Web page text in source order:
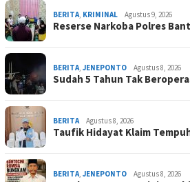
BERITA, KRIMINAL Agustus 9, 2026
Reserse Narkoba Polres
BERITA, JENEPONTO Agustus 8, 2026
Sudah 5 Tahun Tak
BERITA Agustus 8, 2026
Taufik Hidayat Klaim
BERITA, JENEPONTO Agustus 8, 2026